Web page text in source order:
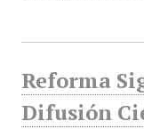
Reforma
Difusión